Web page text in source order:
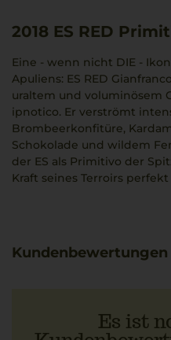
2018 ES RED
Eine - wenn nicht DIE -
Apuliens: ES RED
uraltem und voluminösem
ipnotico. Er verströmt
Brombeerkonfitüre,
Schokolade und wildem
der ES als Primitivo der
Kraft seines Terroirs
Kundenbewertungen
Es ist